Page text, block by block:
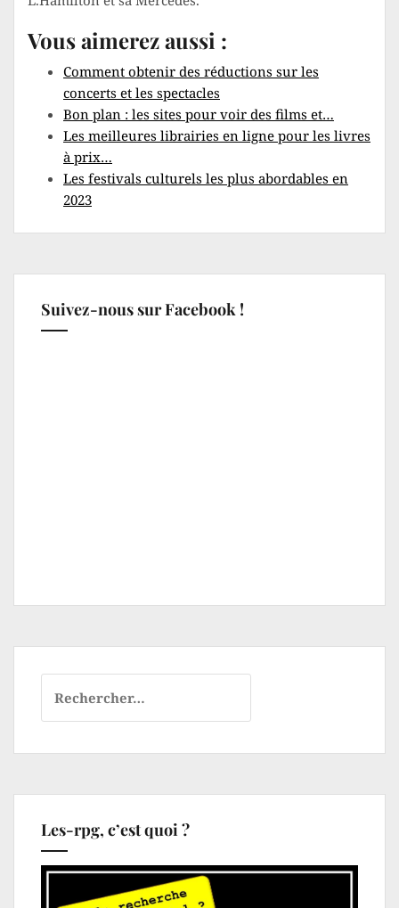
Vous aimerez aussi :
Comment obtenir des réductions sur les
concerts et les spectacles
Bon plan : les sites pour voir des films et…
Les meilleures librairies en ligne pour les livres
à prix…
Les festivals culturels les plus abordables en
2023
Suivez-nous sur Facebook !
Les-rpg, c’est quoi ?